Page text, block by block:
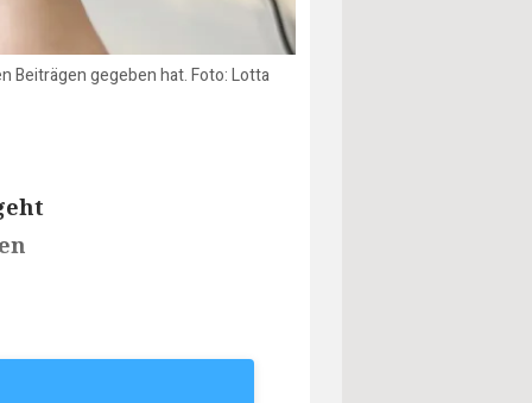
Beiträgen gegeben hat. Foto: Lotta